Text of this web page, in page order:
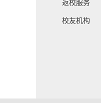
返校服务
校友机构